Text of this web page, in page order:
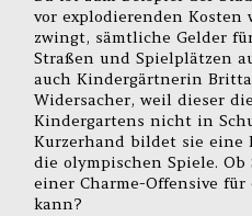
vor explodierenden
zwingt, sämtliche Gelder
Straßen und Spielplätzen
auch Kindergärtnerin
Widersacher, weil dieser
Kindergartens nicht in
Kurzerhand bildet sie eine
die olympischen Spiele.
einer Charme-Offensive
kann?